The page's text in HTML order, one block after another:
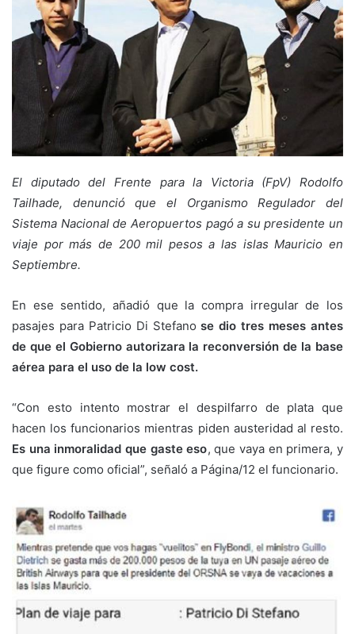
El diputado del Frente para la Victoria (FpV) Rodolfo
Tailhade, denunció que el Organismo Regulador del
Sistema Nacional de Aeropuertos pagó a su presidente un
viaje por más de 200 mil pesos a las islas Mauricio en
Septiembre.
En ese sentido, añadió que la compra irregular de los
pasajes para Patricio Di Stefanose dio tres meses antes
de que el Gobierno autorizara la reconversión de la base
aérea para el uso de la low cost.
“Con esto intento mostrar el despilfarro de plata que
hacen los funcionarios mientras piden austeridad al resto.
Es una inmoralidad que gaste eso, que vaya en primera, y
que figure como oficial”, señaló a Página/12 el funcionario.